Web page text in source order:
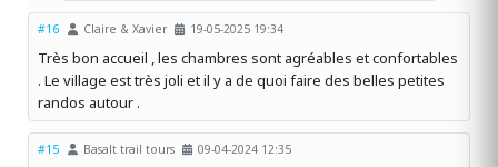
#16 Claire & Xavier 19-05-2025 19:34
Très bon accueil , les chambres sont agréables et confortables
. Le village est très joli et il y a de quoi faire des belles petites
randos autour .
#15 Basalt trail tours 09-04-2024 12:35